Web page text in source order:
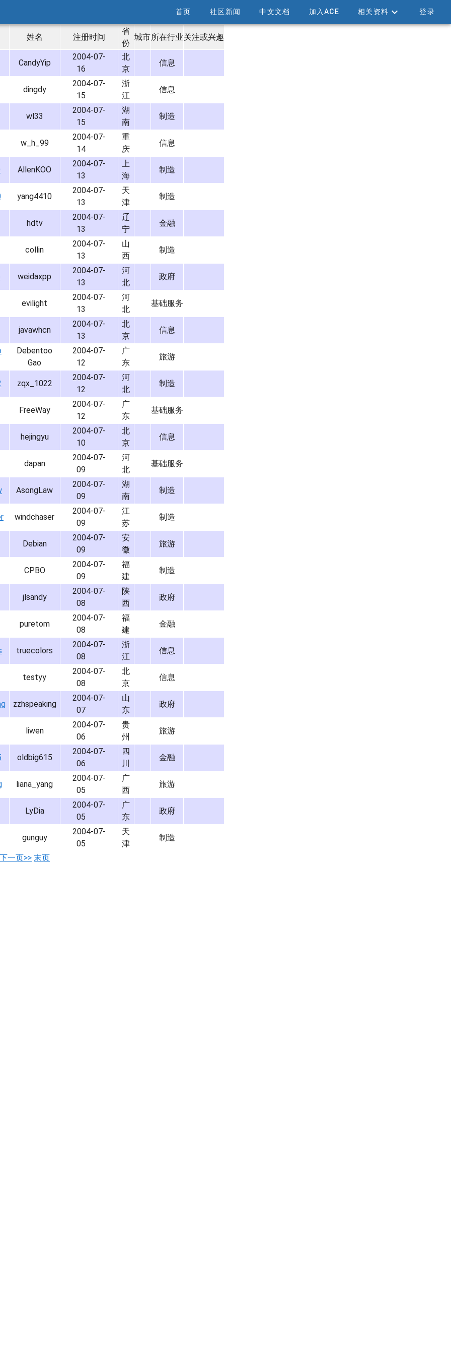
首页 社区新闻 中文文档 加入ACE 相关资料 登录
姓名 注册时间
省
份
城市所在行业关注或兴趣
CandyYip
2004-07-
16
北
京
信息
dingdy
2004-07-
15
浙
江
信息
wl33
2004-07-
15
湖
南
制造
w_h_99
2004-07-
14
重
庆
信息
AllenKOO
2004-07-
13
上
海
制造
yang4410
2004-07-
13
天
津
制造
hdtv
2004-07-
13
辽
宁
金融
collin
2004-07-
13
山
西
制造
weidaxpp
2004-07-
13
河
北
政府
evilight
2004-07-
13
河
北
基础服务
javawhcn
2004-07-
13
北
京
信息
Debentoo
Gao
2004-07-
12
广
东
旅游
zqx_1022
2004-07-
12
河
北
制造
FreeWay
2004-07-
12
广
东
基础服务
hejingyu
2004-07-
10
北
京
信息
dapan
2004-07-
09
河
北
基础服务
AsongLaw
2004-07-
09
湖
南
制造
windchaser
2004-07-
09
江
苏
制造
Debian
2004-07-
09
安
徽
旅游
CPBO
2004-07-
09
福
建
制造
jlsandy
2004-07-
08
陕
西
政府
puretom
2004-07-
08
福
建
金融
truecolors
2004-07-
08
浙
江
信息
testyy
2004-07-
08
北
京
信息
zzhspeaking
2004-07-
07
山
东
政府
liwen
2004-07-
06
贵
州
旅游
oldbig615
2004-07-
06
四
川
金融
liana_yang
2004-07-
05
广
西
旅游
LyDia
2004-07-
05
广
东
政府
gunguy
2004-07-
05
天
津
制造
下一页>> 末页